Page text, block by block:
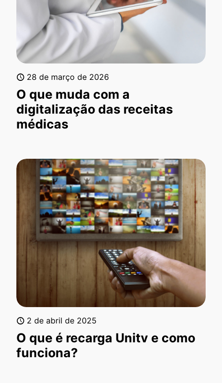
28 de março de 2026
O que muda com a
digitalização das receitas
médicas
2 de abril de 2025
O que é recarga Unitv e como
funciona?